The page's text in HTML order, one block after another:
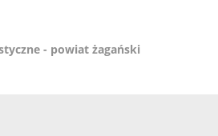
- powiat żagański